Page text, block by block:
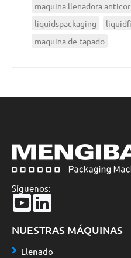
maquina llenadora
liquidspackaging
maquina de tapado
Síguenos:
NUESTRAS MÁQUINAS
Llenado